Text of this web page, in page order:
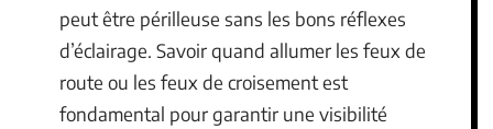
peut être périlleuse sans les bons réflexes
d’éclairage. Savoir quand allumer les feux de
route ou les feux de croisement est
fondamental pour garantir une visibilité